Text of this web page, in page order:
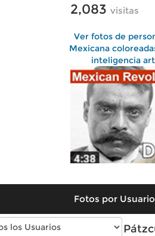
2,083 visitas
Ver fotos de
Mexicana
inteligencia
Fotos por
Fotos antiguas de